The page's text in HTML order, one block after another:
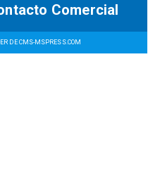
DE CMS-MSPRESS.COM
Comercial